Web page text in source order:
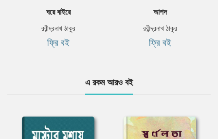
ঘরে বাইরে
রবীন্দ্রনাথ ঠাকুর
ফ্রি বই
আপদ
রবীন্দ্রনাথ ঠাকুর
ফ্রি বই
এ রকম আরও বই